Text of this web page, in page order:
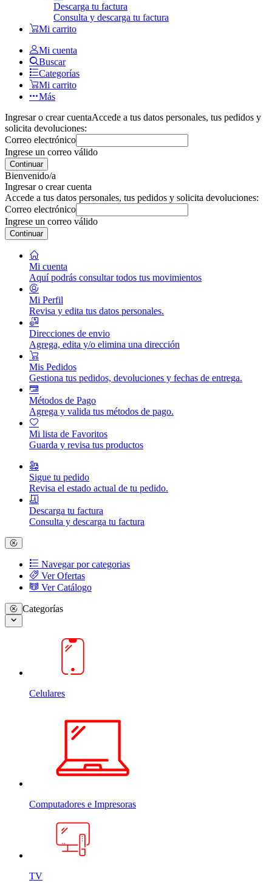
Descarga tu factura
Consulta y descarga tu factura
Mi carrito
Mi cuenta
Buscar
Categorías
Mi carrito
Más
Ingresar o crear cuentaAccede a tus datos personales, tus pedidos y
solicita devoluciones:
Correo electrónico
Ingrese un correo válido
Continuar
Bienvenido/a
Ingresar o crear cuenta
Accede a tus datos personales, tus pedidos y solicita devoluciones:
Correo electrónico
Ingrese un correo válido
Continuar
Mi cuenta
Aquí podrás consultar todos tus movimientos
Mi Perfil
Revisa y edita tus datos personales.
Direcciones de envio
Agrega, edita y/o elimina una dirección
Mis Pedidos
Gestiona tus pedidos, devoluciones y fechas de entrega.
Métodos de Pago
Agrega y valida tus métodos de pago.
Mi lista de Favoritos
Guarda y revisa tus productos
Sigue tu pedido
Revisa el estado actual de tu pedido.
Descarga tu factura
Consulta y descarga tu factura
Navegar por categorias
Ver Ofertas
Ver Catálogo
Categorías
Celulares
Computadores e Impresoras
TV